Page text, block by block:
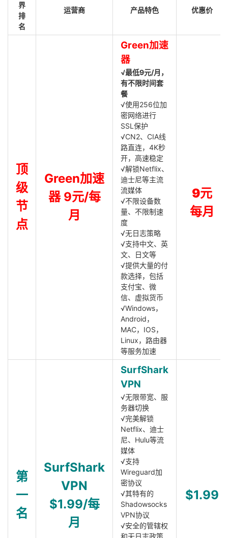
界
排
名
运营商 产品特色 优惠价
顶
级
节
点
Green加速
器 9元/每
月
Green加速
器
√最低9元/月，
有不限时间套
餐
√使用256位加
密网络进行
SSL保护
√CN2、CIA线
路直连，4K秒
开，高速稳定
√解锁Netflix、
迪士尼等主流
流媒体
√不限设备数
量、不限制速
度
√无日志策略
√支持中文、英
文、日文等
√提供大量的付
款选择，包括
支付宝、微
信、虚拟货币
√Windows，
Android，
MAC，IOS，
Linux，路由器
等服务加速
9元
每月
第
一
名
SurfShark
VPN
$1.99/每
月
SurfShark
VPN
√无限带宽、服
务器切换
√完美解锁
Netflix、迪士
尼、Hulu等流
媒体
√支持
Wireguard加
密协议
√其特有的
Shadowsocks
VPN协议
√安全的管辖权
和无日志政策
$1.99